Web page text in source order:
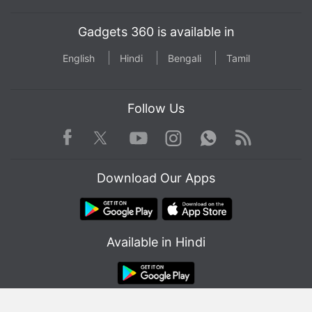
Gadgets 360 is available in
English Hindi Bengali Tamil
Follow Us
Facebook TwitterYoutube
Instagram WhatsApp
Rss
Download Our Apps
Available in Hindi